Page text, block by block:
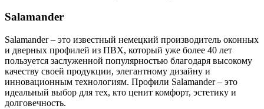
Salamander
Salamander – это известный немецкий производитель оконных
и дверных профилей из ПВХ, который уже более 40 лет
пользуется заслуженной популярностью благодаря высокому
качеству своей продукции, элегантному дизайну и
инновационным технологиям. Профили Salamander – это
идеальный выбор для тех, кто ценит комфорт, эстетику и
долговечность.